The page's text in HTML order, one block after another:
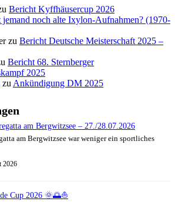
Bericht Kyffhäusercup 2026
jemand noch alte Ixylon-Aufnahmen? (1970-
zu Bericht Deutsche Meisterschaft 2025 –
Bericht 68. Sternberger
2025
zu Ankündigung DM 2025
am Bergwitzsee – 27./28.07.2026
am Bergwitzsee war weniger ein sportliches
2026
Cup 2026 🌞🌅⛵